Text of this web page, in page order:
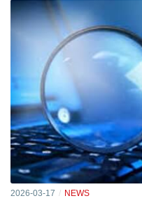
2026-03-17 NEWS